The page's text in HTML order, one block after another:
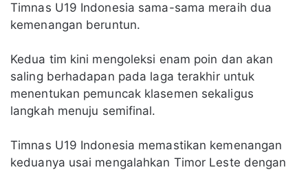
Timnas U19 Indonesia sama-sama meraih dua
kemenangan beruntun.
Kedua tim kini mengoleksi enam poin dan akan
saling berhadapan pada laga terakhir untuk
menentukan pemuncak klasemen sekaligus
langkah menuju semifinal.
Timnas U19 Indonesia memastikan kemenangan
keduanya usai mengalahkan Timor Leste dengan